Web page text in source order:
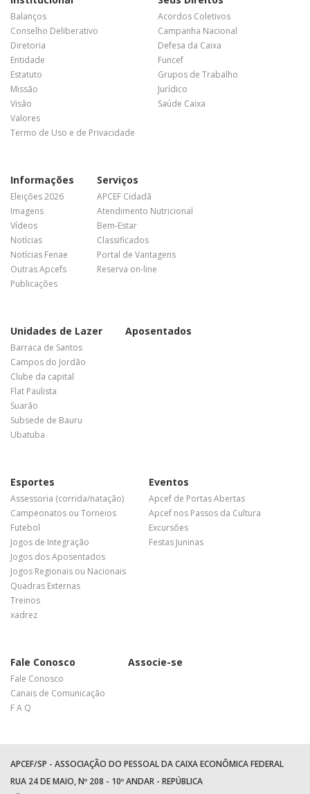
Balanços
Conselho Deliberativo
Diretoria
Entidade
Estatuto
Missão
Visão
Valores
Termo de Uso e de Privacidade
Acordos Coletivos
Campanha Nacional
Defesa da Caixa
Funcef
Grupos de Trabalho
Jurídico
Saúde Caixa
Informações
Eleições 2026
Imagens
Vídeos
Notícias
Notícias Fenae
Outras Apcefs
Publicações
Serviços
APCEF Cidadã
Atendimento Nutricional
Bem-Estar
Classificados
Portal de Vantagens
Reserva on-line
Unidades de Lazer
Barraca de Santos
Campos do Jordão
Clube da capital
Flat Paulista
Suarão
Subsede de Bauru
Ubatuba
Aposentados
Esportes
Assessoria (corrida/natação)
Campeonatos ou Torneios
Futebol
Jogos de Integração
Jogos dos Aposentados
Jogos Regionais ou Nacionais
Quadras Externas
Treinos
xadrez
Eventos
Apcef de Portas Abertas
Apcef nos Passos da Cultura
Excursões
Festas Juninas
Fale Conosco
Fale Conosco
Canais de Comunicação
F A Q
Associe-se
APCEF/SP - ASSOCIAÇÃO DO PESSOAL DA CAIXA ECONÔMICA FEDERAL
RUA 24 DE MAIO, Nº 208 - 10º ANDAR - REPÚBLICA